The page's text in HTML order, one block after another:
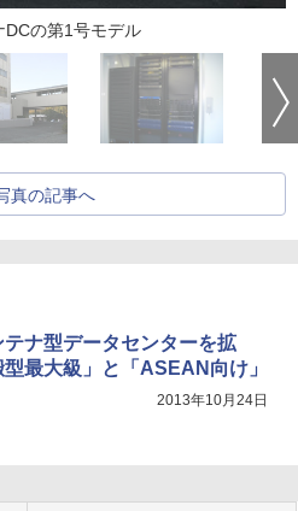
の第1号モデル
真の記事へ
テナ型データセンターを拡
最大級」と「ASEAN向け」
2013年10月24日